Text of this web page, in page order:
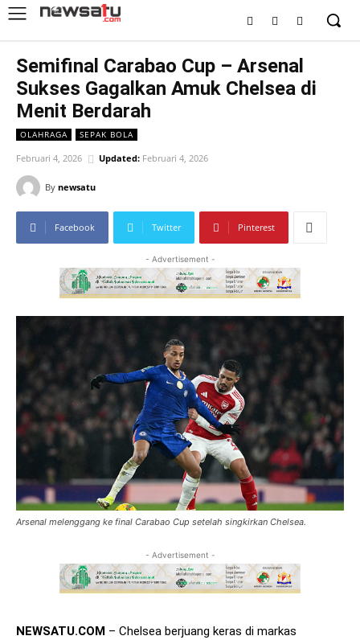
Semifinal Carabao Cup – Arsenal
Sukses Gagalkan Amuk Chelsea di
Menit Berdarah
OLAHRAGA SEPAK BOLA
Februari 4, 2026 Updated: Februari 4, 2026
By newsatu
Facebook Twitter Pinterest
- Advertisement -
Arsenal melenggang ke final Carabao Cup setelah singkirkan Chelsea.
- Advertisement -
NEWSATU.COM – Chelsea berjuang keras di markas